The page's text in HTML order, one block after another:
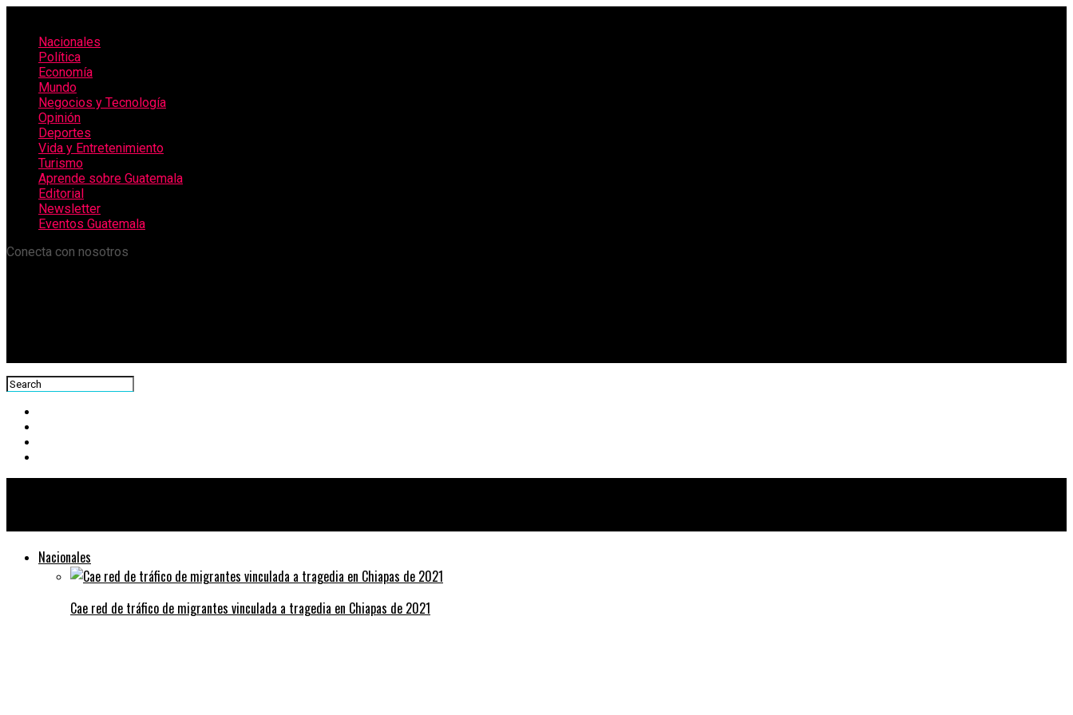
Nacionales
Política
Economía
Mundo
Negocios y Tecnología
Opinión
Deportes
Vida y Entretenimiento
Turismo
Aprende sobre Guatemala
Editorial
Newsletter
Eventos Guatemala
Conecta con nosotros
Nacionales
Cae red de tráfico de migrantes vinculada a tragedia en Chiapas de 2021